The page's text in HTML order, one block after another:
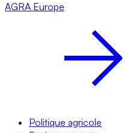
AGRA Europe
Politique agricole